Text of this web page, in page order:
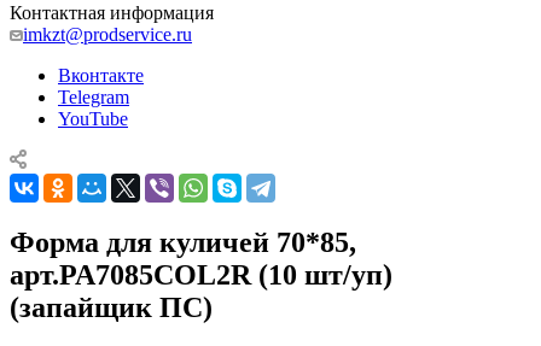
Контактная информация
imkzt@prodservice.ru
Вконтакте
Telegram
YouTube
Форма для куличей 70*85,
арт.PA7085COL2R (10 шт/уп)
(запайщик ПС)